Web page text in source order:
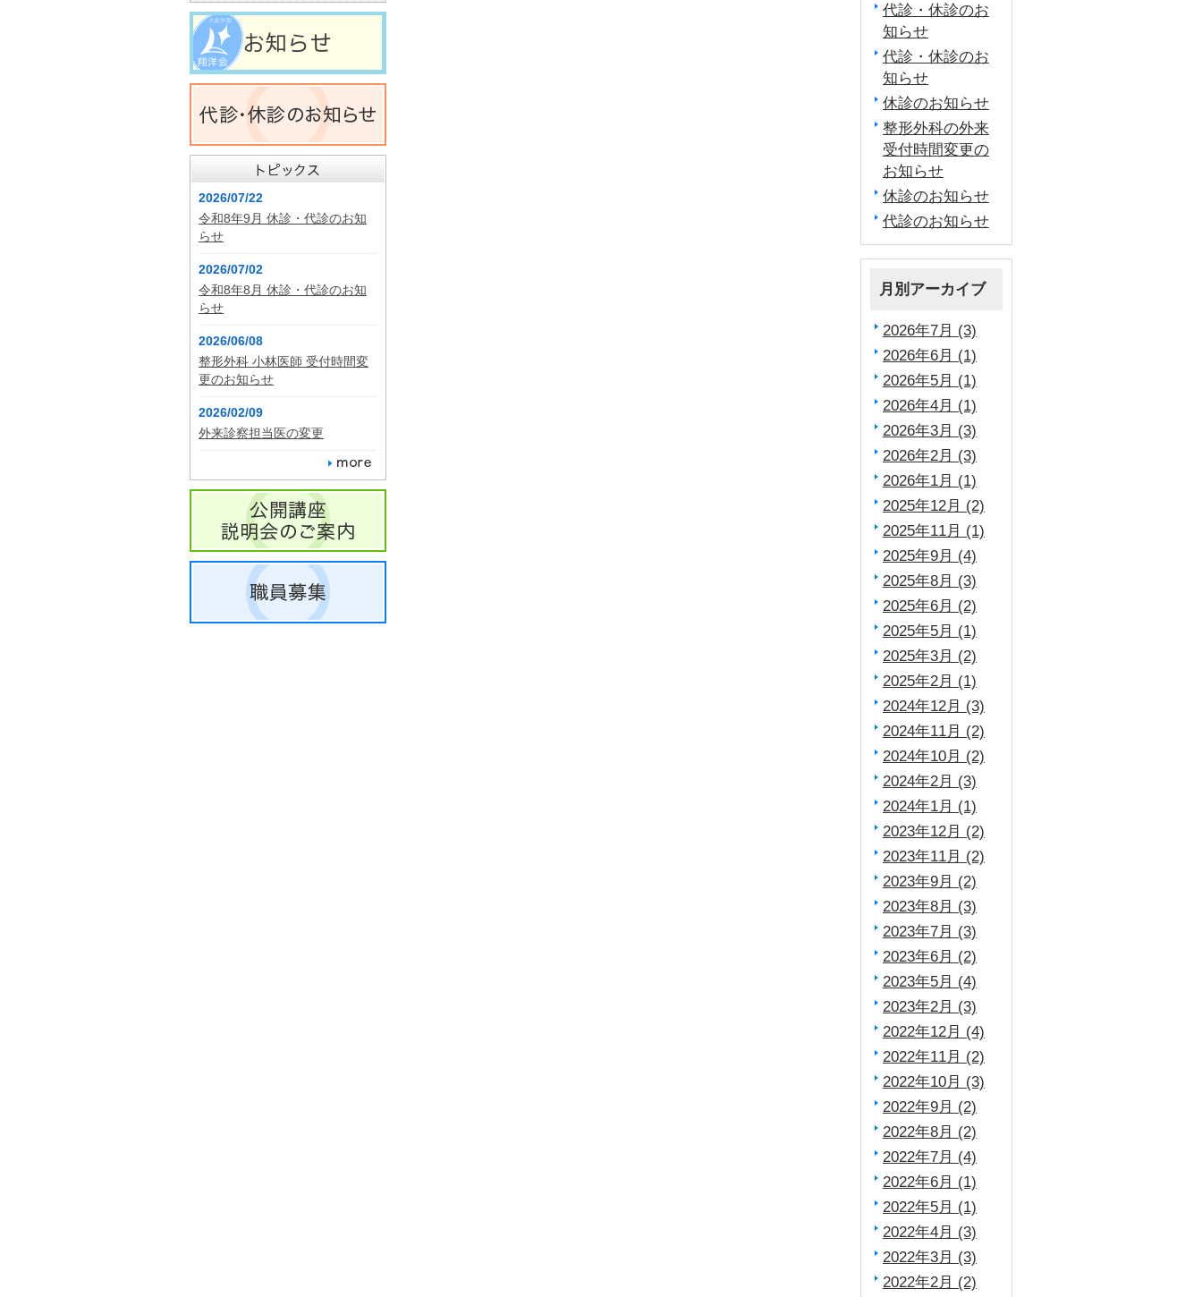
代診・休診のお
知らせ
代診・休診のお
知らせ
休診のお知らせ
整形外科の外来
受付時間変更の
お知らせ
休診のお知らせ
代診のお知らせ
月別アーカイブ
2026年7月 (3)
2026年6月 (1)
2026年5月 (1)
2026年4月 (1)
2026年3月 (3)
2026年2月 (3)
2026年1月 (1)
2025年12月 (2)
2025年11月 (1)
2025年9月 (4)
2025年8月 (3)
2025年6月 (2)
2025年5月 (1)
2025年3月 (2)
2025年2月 (1)
2024年12月 (3)
2024年11月 (2)
2024年10月 (2)
2024年2月 (3)
2024年1月 (1)
2023年12月 (2)
2023年11月 (2)
2023年9月 (2)
2023年8月 (3)
2023年7月 (3)
2023年6月 (2)
2023年5月 (4)
2023年2月 (3)
2022年12月 (4)
2022年11月 (2)
2022年10月 (3)
2022年9月 (2)
2022年8月 (2)
2022年7月 (4)
2022年6月 (1)
2022年5月 (1)
2022年4月 (3)
2022年3月 (3)
2022年2月 (2)
2026/07/22
令和8年9月 休診・代診のお知
らせ
2026/07/02
令和8年8月 休診・代診のお知
らせ
2026/06/08
整形外科 小林医師 受付時間変
更のお知らせ
2026/02/09
外来診察担当医の変更